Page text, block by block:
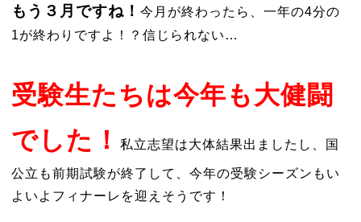
もう３月ですね！ 今月が終わったら、一年の4分の
1が終わりですよ！？信じられない…
受験生たちは今年も大健闘
でした！
私立志望は大体結果出ましたし、国
公立も前期試験が終了して、今年の受験シーズンもい
よいよフィナーレを迎えそうです！